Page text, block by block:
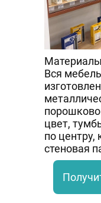
Вся
цвет,
по центру,
стеновая